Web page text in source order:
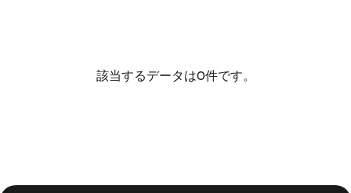
該当するデータは0件です。